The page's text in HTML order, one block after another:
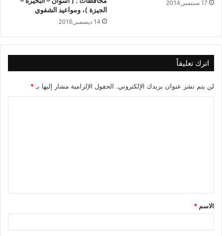
17 سبتمبر,2014
الجيزة )، ومواعيد الشفوي
14 ديسمبر,2016
اترك تعليقاً
لن يتم نشر عنوان بريدك الإلكتروني. الحقول الإلزامية مشار إليها بـ *
ق
*
الاسم *